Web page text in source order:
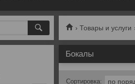
Товары и услуги
Бокалы